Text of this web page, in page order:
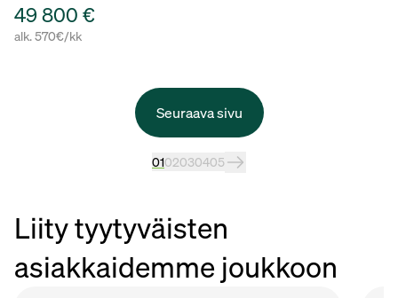
49 800 €
alk. 570€/kk
Seuraava sivu
0102030405
Liity tyytyväisten
asiakkaidemme joukkoon